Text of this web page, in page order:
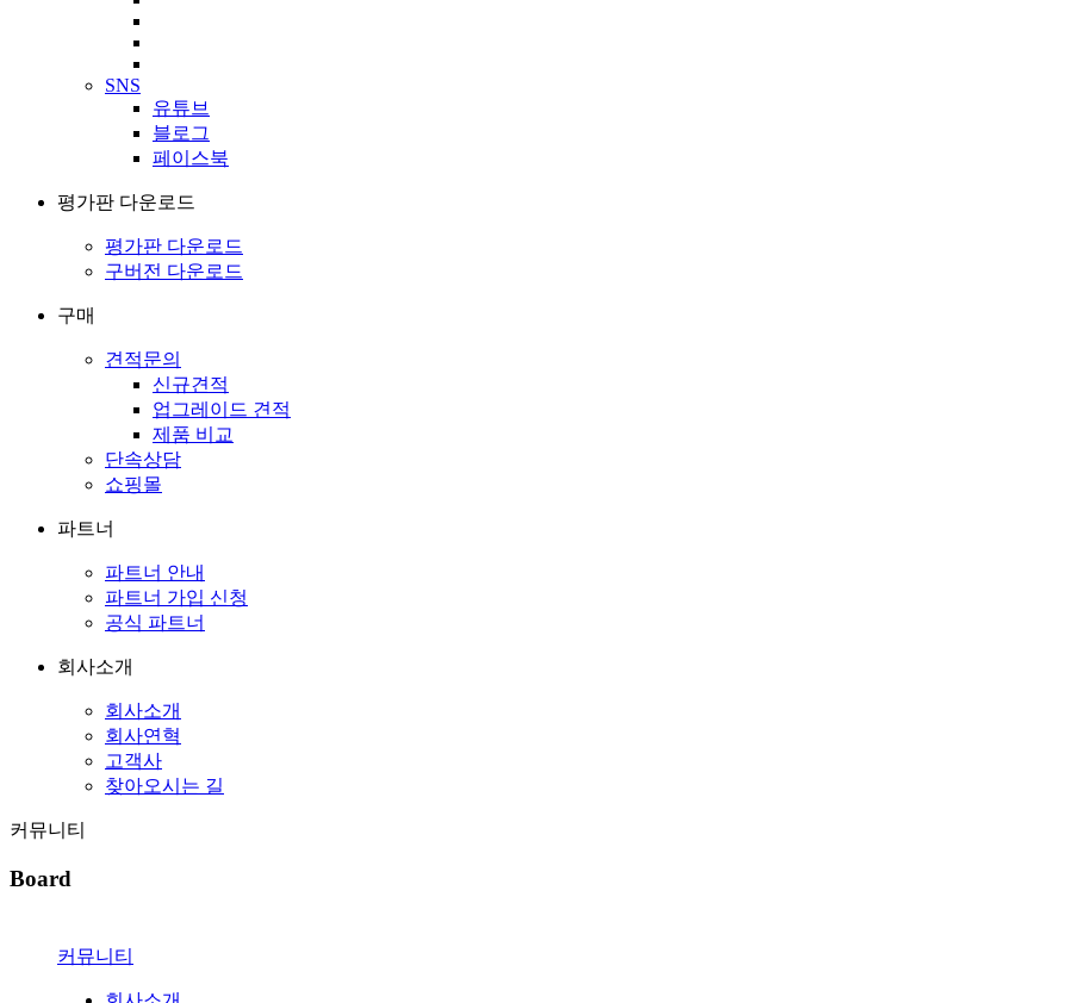
SNS
유튜브
블로그
페이스북
평가판 다운로드
평가판 다운로드
구버전 다운로드
구매
견적문의
신규견적
업그레이드 견적
제품 비교
단속상담
쇼핑몰
파트너
파트너 안내
파트너 가입 신청
공식 파트너
회사소개
회사소개
회사연혁
고객사
찾아오시는 길
커뮤니티
Board
커뮤니티